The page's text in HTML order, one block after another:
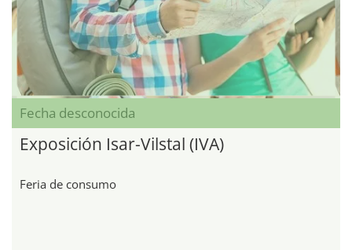
Fecha desconocida
Exposición Isar-Vilstal (IVA)
Feria de consumo